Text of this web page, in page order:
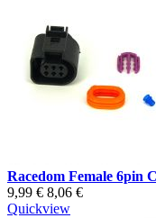
Racedom Female 6pin
9,99 € 8,06 €
Quickview